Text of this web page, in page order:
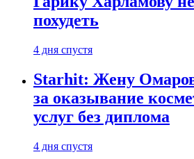
похудеть
4 дня спустя
Starhit: Жену
за оказывание
услуг без диплома
4 дня спустя